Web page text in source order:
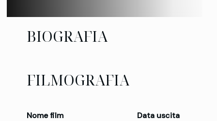
BIOGRAFIA
FILMOGRAFIA
Nome film Data uscita